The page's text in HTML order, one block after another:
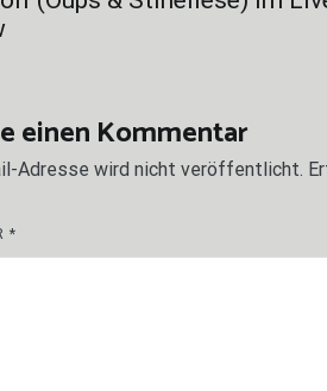
einen Kommentar
Adresse wird nicht veröffentlicht.
*